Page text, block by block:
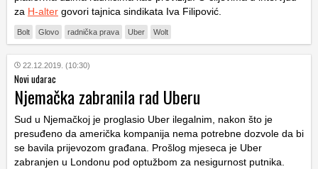
za H-alter govori tajnica sindikata Iva Filipović.
Bolt Glovo radnička prava Uber Wolt
22.12.2019. (10:30)
Novi udarac
Njemačka zabranila rad Uberu
Sud u Njemačkoj je proglasio Uber ilegalnim, nakon što je
presuđeno da američka kompanija nema potrebne dozvole da bi
se bavila prijevozom građana. Prošlog mjeseca je Uber
zabranjen u Londonu pod optužbom za nesigurnost putnika.